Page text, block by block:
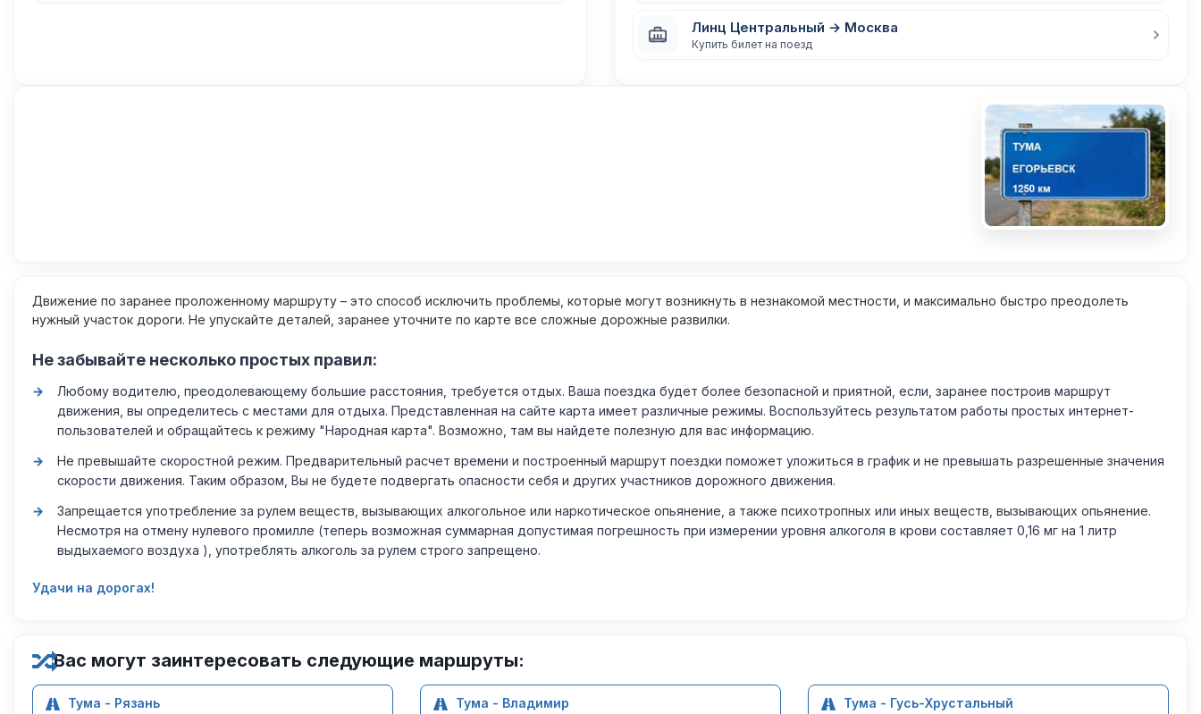
Линц Центральный → Москва
Купить билет на поезд
Движение по заранее проложенному маршруту – это способ исключить проблемы, которые могут возникнуть в незнакомой местности, и максимально быстро преодолеть
нужный участок дороги. Не упускайте деталей, заранее уточните по карте все сложные дорожные развилки.
Не забывайте несколько простых правил:
Любому водителю, преодолевающему большие расстояния, требуется отдых. Ваша поездка будет более безопасной и приятной, если, заранее построив маршрут
движения, вы определитесь с местами для отдыха. Представленная на сайте карта имеет различные режимы. Воспользуйтесь результатом работы простых интернет-
пользователей и обращайтесь к режиму "Народная карта". Возможно, там вы найдете полезную для вас информацию.
Не превышайте скоростной режим. Предварительный расчет времени и построенный маршрут поездки поможет уложиться в график и не превышать разрешенные значения
скорости движения. Таким образом, Вы не будете подвергать опасности себя и других участников дорожного движения.
Запрещается употребление за рулем веществ, вызывающих алкогольное или наркотическое опьянение, а также психотропных или иных веществ, вызывающих опьянение.
Несмотря на отмену нулевого промилле (теперь возможная суммарная допустимая погрешность при измерении уровня алкоголя в крови составляет 0,16 мг на 1 литр
выдыхаемого воздуха ), употреблять алкоголь за рулем строго запрещено.
Удачи на дорогах!
Вас могут заинтересовать следующие маршруты:
Тума - Рязань Тума - Владимир Тума - Гусь-Хрустальный